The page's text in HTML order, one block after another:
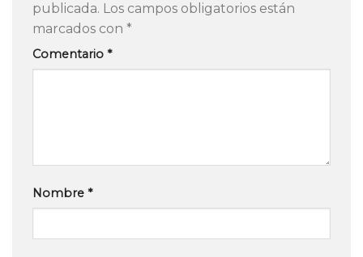
publicada. Los campos obligatorios están
marcados con *
Comentario *
Nombre *